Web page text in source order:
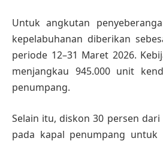
Untuk angkutan
kepelabuhanan diberikan
periode 12–31 Maret 2026.
menjangkau 945.000 unit
penumpang.
Selain itu, diskon 30 persen
pada kapal penumpang untuk